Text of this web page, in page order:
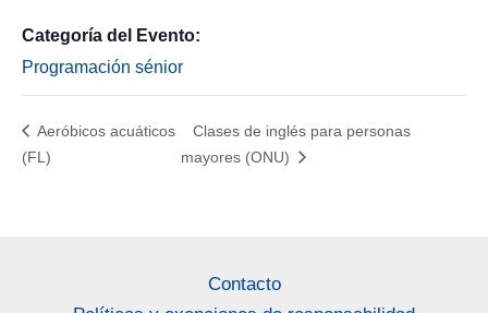
Categoría del Evento:
Programación sénior
Aeróbicos acuáticos
(FL)
Clases de inglés para personas
mayores (ONU)
Contacto